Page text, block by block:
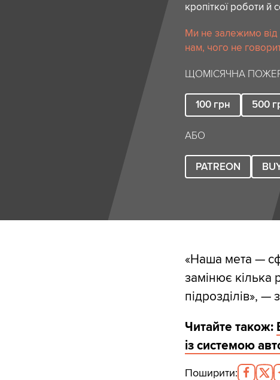
кропіткої роботи й
Ми не залежимо від
нам, чого не
ЩОМІСЯЧНА
100 грн 500
АБО
PATREON
«Наша мета —
замінює кілька
підрозділів», —
Читайте також:
із системою
Поширити: